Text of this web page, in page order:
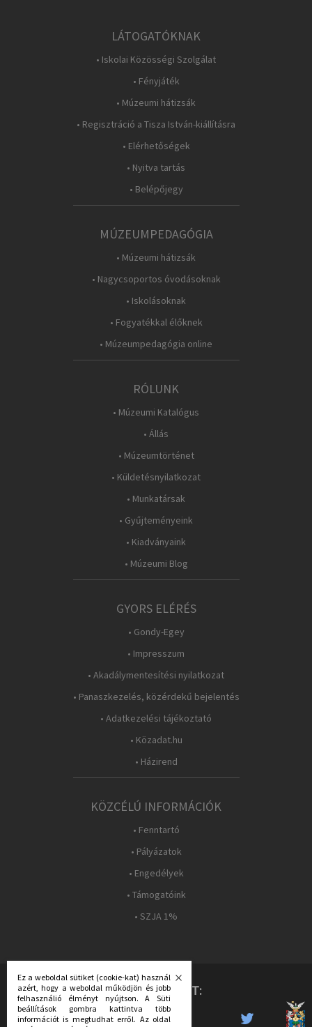
LÁTOGATÓKNAK
• Iskolai Közösségi Szolgálat
• Fényjáték
• Múzeumi hátizsák
• Regisztráció a Tisza István-kiállításra
• Elérhetőségek
• Nyitva tartás
• Belépőjegy
MÚZEUMPEDAGÓGIA
• Múzeumi hátizsák
• Nagycsoportos óvodásoknak
• Iskolásoknak
• Fogyatékkal élőknek
• Múzeumpedagógia online
RÓLUNK
• Múzeumi Katalógus
• Állás
• Múzeumtörténet
• Küldetésnyilatkozat
• Munkatársak
• Gyűjteményeink
• Kiadványaink
• Múzeumi Blog
GYORS ELÉRÉS
• Gondy-Egey
• Impresszum
• Akadálymentesítési nyilatkozat
• Panaszkezelés, közérdekű bejelentés
• Adatkezelési tájékoztató
• Közadat.hu
• Házirend
KÖZCÉLÚ INFORMÁCIÓK
• Fenntartó
• Pályázatok
• Engedélyek
• Támogatóink
• SZJA 1%
KÖVESS MINKET:
Ez a weboldal sütiket (cookie-kat) használ
azért, hogy a weboldal működjön és jobb
felhasználió élményt nyújtson. A Süti
beállítások gombra kattintva több
információt is megtudhat erről. Az oldal